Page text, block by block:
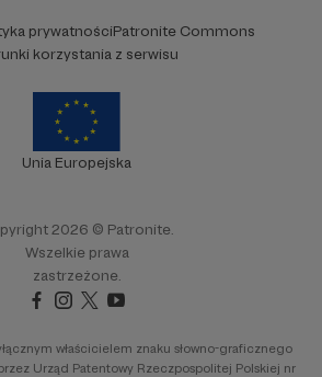
prywatnościPatronite Commons
korzystania z serwisu
Unia Europejska
2026 © Patronite.
Wszelkie prawa
zastrzeżone.
właścicielem znaku słowno-graficznego
Urząd Patentowy Rzeczpospolitej Polskiej nr